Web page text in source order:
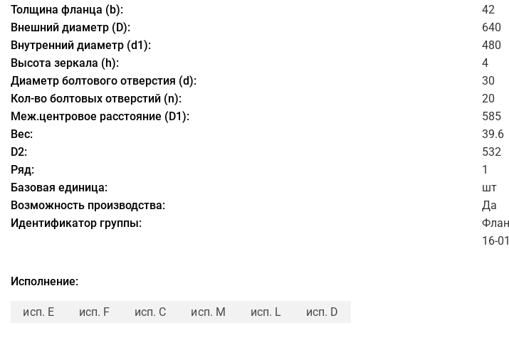
Толщина фланца (b):
42
Внешний диаметр (D):
640
Внутренний диаметр (d1):
480
Высота зеркала (h):
4
Диаметр болтового отверстия (d):
30
Кол-во болтовых отверстий (n):
20
Меж.центровое расстояние (D1):
585
Вес:
39.6
D2:
532
Ряд:
1
Базовая единица:
шт
Возможность производства:
Да
Идентификатор группы:
16-
Исполнение:
исп. E исп. F исп. C исп. M исп. L исп. D